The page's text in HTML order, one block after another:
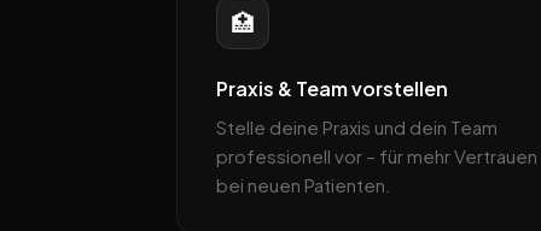
🏥
Praxis & Team vorstellen
Stelle deine Praxis und dein Team
professionell vor – für mehr Vertrauen
bei neuen Patienten.